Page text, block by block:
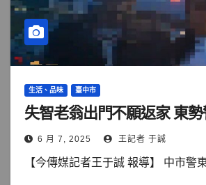
生活、品味 臺中市
失智老翁出門不願返家 東
6 月 7, 2025 王記者 于誠
【今傳媒記者王于誠 報導】 中市警